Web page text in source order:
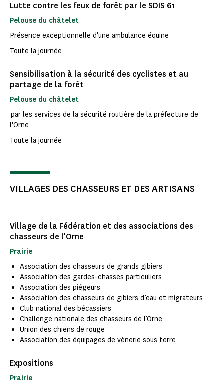
Lutte contre les feux de forêt par le SDIS 61
Pelouse du châtelet
Présence exceptionnelle d'une ambulance équine
Toute la journée
Sensibilisation à la sécurité des cyclistes et au
partage de la forêt
Pelouse du châtelet
par les services de la sécurité routière de la préfecture de
l'Orne
Toute la journée
VILLAGES DES CHASSEURS ET DES ARTISANS
Village de la Fédération et des associations des
chasseurs de l'Orne
Prairie
Association des chasseurs de grands gibiers
Association des gardes-chasses particuliers
Association des piégeurs
Association des chasseurs de gibiers d’eau et migrateurs
Club national des bécassiers
Challenge nationale des chasseurs de l’Orne
Union des chiens de rouge
Association des équipages de vènerie sous terre
Expositions
Prairie